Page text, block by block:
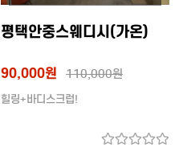
평택안중스웨디시(가온)
90,000원 110,000원
힐링+바디스크럽!